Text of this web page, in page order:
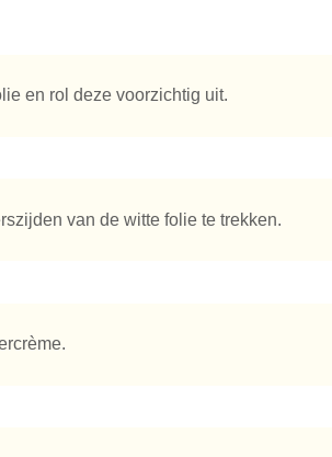
en rol deze voorzichtig uit.
van de witte folie te trekken.